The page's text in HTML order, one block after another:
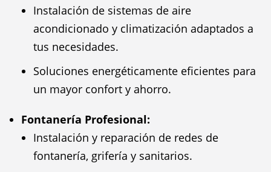
Instalación de sistemas de aire
acondicionado y climatización adaptados a
tus necesidades.
Soluciones energéticamente eficientes para
un mayor confort y ahorro.
Fontanería Profesional:
Instalación y reparación de redes de
fontanería, grifería y sanitarios.